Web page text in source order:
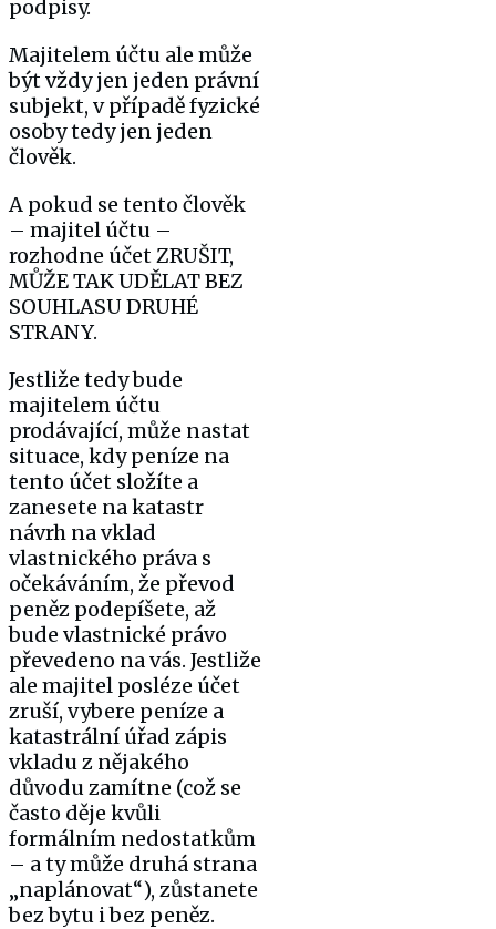
podpisy.
Majitelem účtu ale může
být vždy jen jeden právní
subjekt, v případě fyzické
osoby tedy jen jeden
člověk.
A pokud se tento člověk
– majitel účtu –
rozhodne účet ZRUŠIT,
MŮŽE TAK UDĚLAT BEZ
SOUHLASU DRUHÉ
STRANY.
Jestliže tedy bude
majitelem účtu
prodávající, může nastat
situace, kdy peníze na
tento účet složíte a
zanesete na katastr
návrh na vklad
vlastnického práva s
očekáváním, že převod
peněz podepíšete, až
bude vlastnické právo
převedeno na vás. Jestliže
ale majitel posléze účet
zruší, vybere peníze a
katastrální úřad zápis
vkladu z nějakého
důvodu zamítne (což se
často děje kvůli
formálním nedostatkům
– a ty může druhá strana
„naplánovat“), zůstanete
bez bytu i bez peněz.